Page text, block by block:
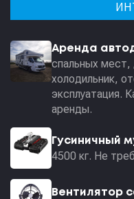
Аренда
спальных мест,
холодильник,
эксплуатация.
аренды.
Гусиничный
4500 кг. Не
Вентилятор